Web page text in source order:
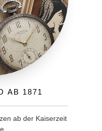
1871
ab der Kaiserzeit